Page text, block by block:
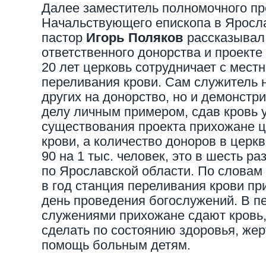
Далее заместитель полномочного
Начальствующего епископа в
пастор Игорь Поляков
ответственного донорства и
20 лет церковь сотрудничает с
переливания крови. Сам служитель
других на донорство, но и
делу личным примером, сдав кровь
существования проекта прихожане
крови, а количество доноров в
90 на 1 тыс. человек, это в шесть
по Ярославской области. По
в год станция переливания крови
день проведения богослужений. В
служениями прихожане сдают
сделать по состоянию здоровья,
помощь больным детям.